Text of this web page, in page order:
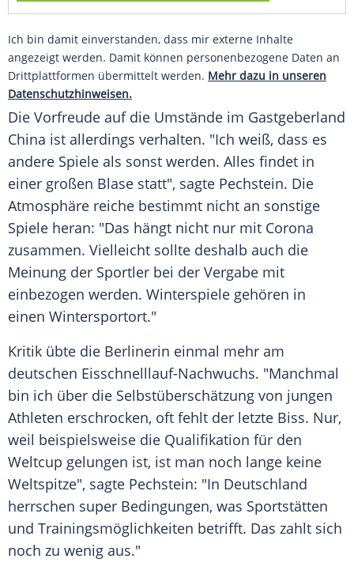
Ich bin damit einverstanden, dass mir externe Inhalte
angezeigt werden. Damit können personenbezogene Daten an
Drittplattformen übermittelt werden. Mehr dazu in unseren
Datenschutzhinweisen.
Die Vorfreude auf die Umstände im Gastgeberland
China ist allerdings verhalten. "Ich weiß, dass es
andere Spiele als sonst werden. Alles findet in
einer großen Blase statt", sagte Pechstein. Die
Atmosphäre reiche bestimmt nicht an sonstige
Spiele heran: "Das hängt nicht nur mit Corona
zusammen. Vielleicht sollte deshalb auch die
Meinung der Sportler bei der Vergabe mit
einbezogen werden. Winterspiele gehören in
einen Wintersportort."
Kritik übte die Berlinerin einmal mehr am
deutschen Eisschnelllauf-Nachwuchs. "Manchmal
bin ich über die Selbstüberschätzung von jungen
Athleten erschrocken, oft fehlt der letzte Biss. Nur,
weil beispielsweise die Qualifikation für den
Weltcup gelungen ist, ist man noch lange keine
Weltspitze", sagte Pechstein: "In Deutschland
herrschen super Bedingungen, was Sportstätten
und Trainingsmöglichkeiten betrifft. Das zahlt sich
noch zu wenig aus."